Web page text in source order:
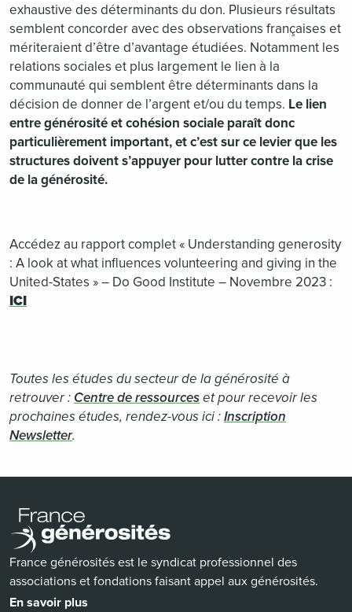
exhaustive des déterminants du don. Plusieurs résultats
semblent concorder avec des observations françaises et
mériteraient d’être d’avantage étudiées. Notamment les
relations sociales et plus largement le lien à la
communauté qui semblent être déterminants dans la
décision de donner de l’argent et/ou du temps. Le lien
entre générosité et cohésion sociale paraît donc
particulièrement important, et c’est sur ce levier que les
structures doivent s’appuyer pour lutter contre la crise
de la générosité.
Accédez au rapport complet « Understanding generosity
: A look at what influences volunteering and giving in the
United-States » – Do Good Institute – Novembre 2023 :
ICI
Toutes les études du secteur de la générosité à
retrouver : Centre de ressourceset pour recevoir les
prochaines études, rendez-vous ici :Inscription
Newsletter.
France générosités est le syndicat professionnel des
associations et fondations faisant appel aux générosités.
En savoir plus